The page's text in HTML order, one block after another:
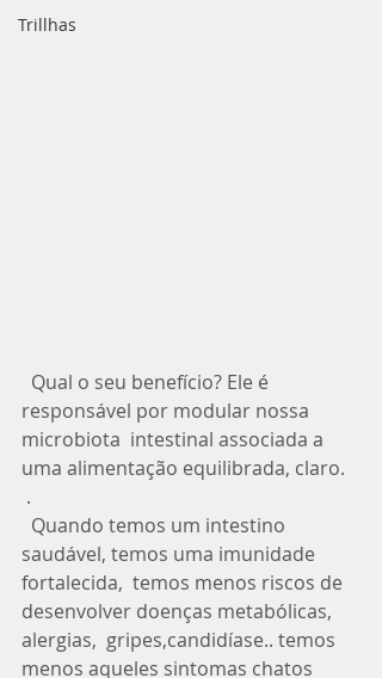
Trillhas
responsável por modular nossa
microbiota  intestinal associada a
uma alimentação equilibrada, claro.
.
saudável, temos uma imunidade
fortalecida,  temos menos riscos de
desenvolver doenças metabólicas,
alergias,  gripes,candidíase.. temos
menos aqueles sintomas chatos